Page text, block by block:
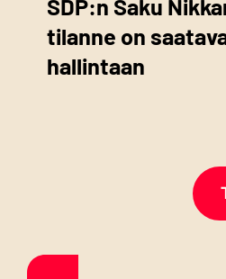
SDP:n Saku
tilanne on
hallintaan
Etusivulle